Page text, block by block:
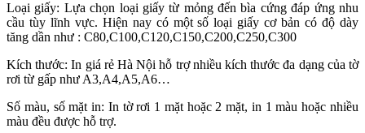
Loại giấy: Lựa chọn loại giấy từ mỏng đến bìa cứng đáp ứng nhu
cầu tùy lĩnh vực. Hiện nay có một số loại giấy cơ bản có độ dày
tăng dần như : C80,C100,C120,C150,C200,C250,C300
Kích thước: In giá rẻ Hà Nội hỗ trợ nhiều kích thước đa dạng của tờ
rơi từ gấp như A3,A4,A5,A6…
Số màu, số mặt in: In tờ rơi 1 mặt hoặc 2 mặt, in 1 màu hoặc nhiều
màu đều được hỗ trợ.